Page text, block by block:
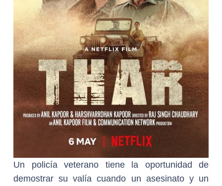
Un policía veterano tiene la oportunidad de
demostrar su valía cuando un asesinato y un